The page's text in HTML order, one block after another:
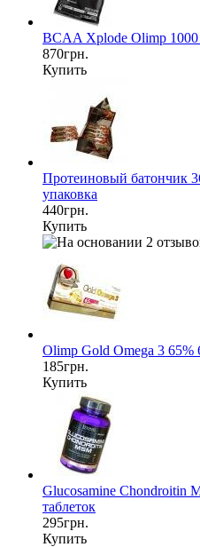
BCAA Xplode Olimp
870грн.
Купить
Протеиновый батончик
упаковка
440грн.
Купить
Olimp Gold Omega 3 65%
185грн.
Купить
Glucosamine Chondroitin
таблеток
295грн.
Купить